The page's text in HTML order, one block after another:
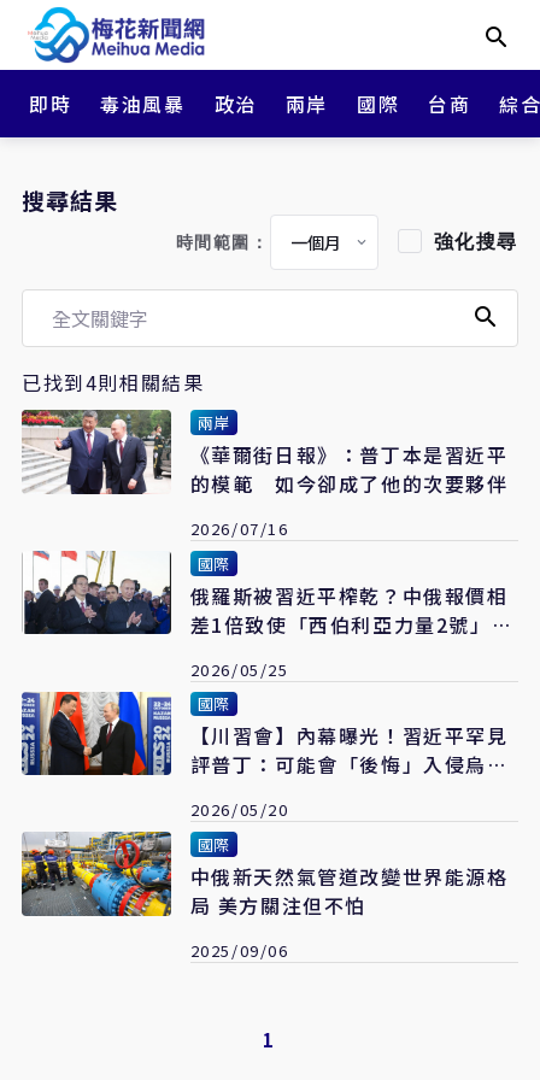
即時 毒油風暴 政治 兩岸 國際 台商 綜
搜尋結果
時間範圍： 強化搜尋
已找到4則相關結果
兩岸
《華爾街日報》：普丁本是習近平
的模範 如今卻成了他的次要夥伴
2026/07/16
國際
俄羅斯被習近平榨乾？中俄報價相
差1倍致使「西伯利亞力量2號」天
2026/05/25
國際
【川習會】內幕曝光！習近平罕見
評普丁：可能會「後悔」入侵烏克
2026/05/20
國際
中俄新天然氣管道改變世界能源格
局 美方關注但不怕
2025/09/06
1